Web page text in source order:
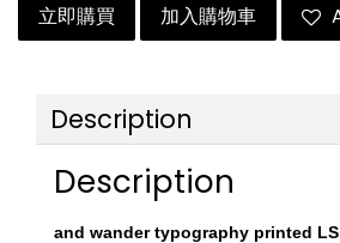
立即購買 加入購物車
Description
Description
and wander typography printed